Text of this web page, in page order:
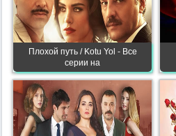
Плохой путь / Kotu Yol - Все
серии на